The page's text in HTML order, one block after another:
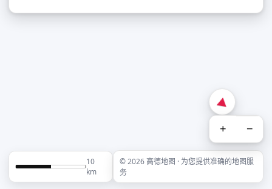
+ −
10
km
© 2026 高德地图 · 为您提供准确的地图服
务